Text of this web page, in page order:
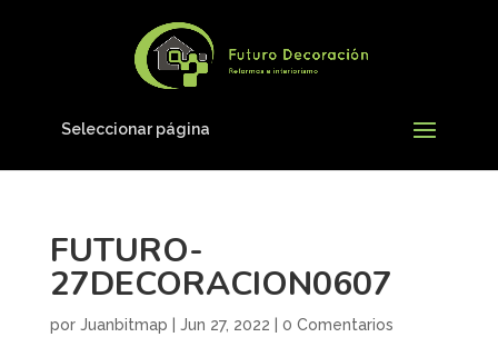
Seleccionar página
FUTURO-
27DECORACION0607
por Juanbitmap Jun 27, 2022 0 Comentarios